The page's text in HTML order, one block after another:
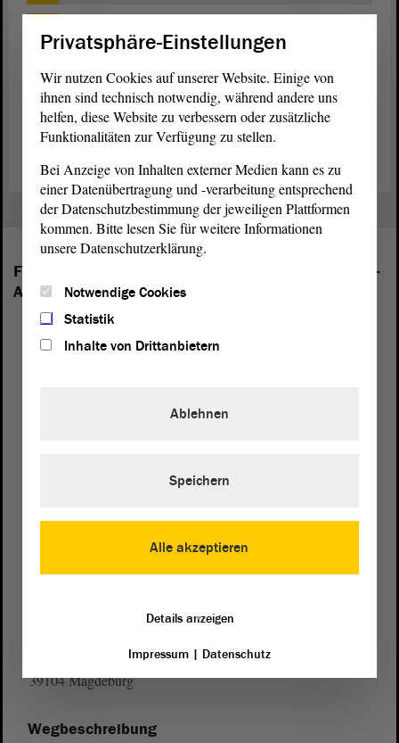
Sondervotum der CDU
Bericht 16. Parlamentarischer Untersuchungsausschuss
„Wahlfälschung“ (PDF)
Folgende Fraktionen sind im Landtag von Sachsen-
Anhalt vertreten:
39104 Magdeburg
Wegbeschreibung
Privatsphäre-Einstellungen
Wir nutzen Cookies auf unserer Website. Einige von
ihnen sind technisch notwendig, während andere uns
helfen, diese Website zu verbessern oder zusätzliche
Funktionalitäten zur Verfügung zu stellen.
Bei Anzeige von Inhalten externer Medien kann es zu
einer Datenübertragung und -verarbeitung entsprechend
der Datenschutzbestimmung der jeweiligen Plattformen
kommen. Bitte lesen Sie für weitere Informationen
unsere Datenschutzerklärung.
Notwendige Cookies
Statistik
Inhalte von Drittanbietern
Alle akzeptieren
Ablehnen
Speichern
Details anzeigen
Impressum| Datenschutz